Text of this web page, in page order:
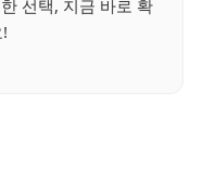
선택, 지금 바로 확